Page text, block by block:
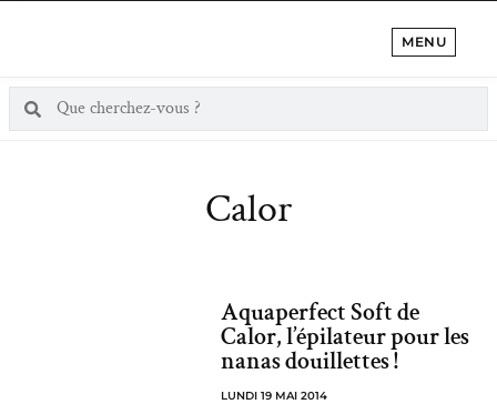
MENU
Calor
Aquaperfect Soft de
Calor, l’épilateur pour les
nanas douillettes !
LUNDI 19 MAI 2014